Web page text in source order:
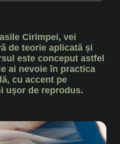
Cirimpei, vei
de teorie aplicată și
este conceput astfel
ai nevoie în practica
cu accent pe
ușor de reprodus.